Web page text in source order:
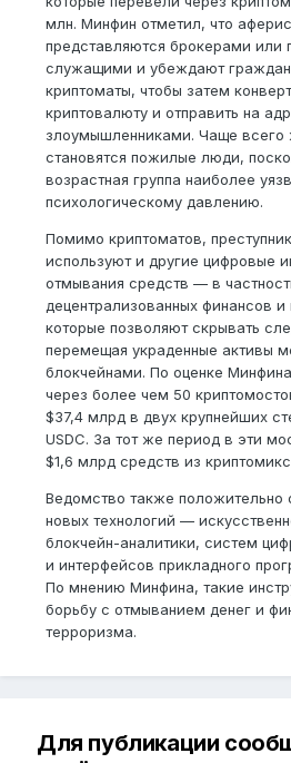
млн. Минфин отметил, что
представляются брокерами или
служащими и убеждают граждан
криптоматы, чтобы затем
криптовалюту и отправить на
злоумышленниками. Чаще всего
становятся пожилые люди,
возрастная группа наиболее
психологическому давлению.
Помимо криптоматов,
используют и другие цифровые
отмывания средств — в
децентрализованных финансов
которые позволяют скрывать
перемещая украденные активы
блокчейнами. По оценке
через более чем 50
$37,4 млрд в двух крупнейших
USDC. За тот же период в эти
$1,6 млрд средств из
Ведомство также положительно
новых технологий —
блокчейн-аналитики, систем
и интерфейсов прикладного
По мнению Минфина, такие
борьбу с отмыванием денег и
терроризма.
Для публикации